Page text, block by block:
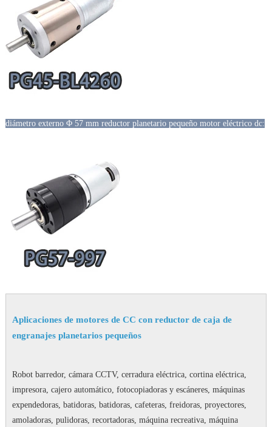
diámetro externo Φ 57 mm reductor planetario pequeño motor eléctrico dc:
Aplicaciones de motores de CC con reductor de caja de
engranajes planetarios pequeños
Robot barredor, cámara CCTV, cerradura eléctrica, cortina eléctrica,
impresora, cajero automático, fotocopiadoras y escáneres, máquinas
expendedoras, batidoras, batidoras, cafeteras, freidoras, proyectores,
amoladoras, pulidoras, recortadoras, máquina recreativa, máquina